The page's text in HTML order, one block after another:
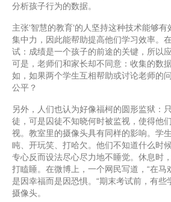
分析孩子行为的数据。
主张‘智慧的教育‘的人坚持这种技术能够
集中力，因此能帮助提高他们学习效率。
试：成绩是一个孩子的前途的关键，所以
可是，老师们和家长却不同意：收集的数
如，如果两个学生互相帮助或讨论老师的
公平？
另外，人们也认为好像福柯的圆形监狱：
徒，可是囚徒不知晓何时被监视，使得他
视。教室里的摄像头具有同样的影响。学
盹、开玩笑、打哈欠。他们不知道什么时
专心反而设法尽心尽力地不睡觉。休息时
打瞌睡。在微博上，一个网民写道，“在马
是因幸福而是因恐惧。“期末考试前，有些
摄像头。